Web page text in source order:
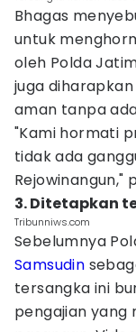
Bhagas
untuk
oleh Polda
juga
aman tanpa
"Kami hormati
tidak ada
Rejowinangun,"
3. Ditetapkan
Tribunniws.com
Sebelumnya
Samsudin
tersangka ini
pengajian